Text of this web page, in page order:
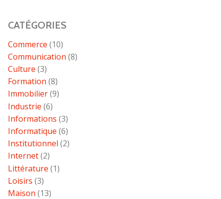
CATÉGORIES
Commerce (10)
Communication (8)
Culture (3)
Formation (8)
Immobilier(9)
Industrie (6)
Informations (3)
Informatique (6)
Institutionnel (2)
Internet(2)
Littérature (1)
Loisirs (3)
Maison (13)